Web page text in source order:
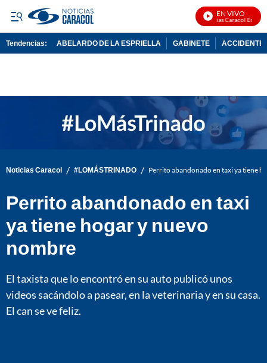
EN VIVO
Noticias Caracol En Vivo
Tendencias: ABELARDO DE LA ESPRIELLA GABINETE ACCIDENTE
Noticias Caracol / #LOMÁSTRINADO / Perrito abandonado en taxi ya tiene
Perrito abandonado en taxi
ya tiene hogar y nuevo
nombre
El taxista que lo encontró en su auto publicó unos
videos sacándolo a pasear, en la veterinaria y en su casa.
El can se ve feliz.